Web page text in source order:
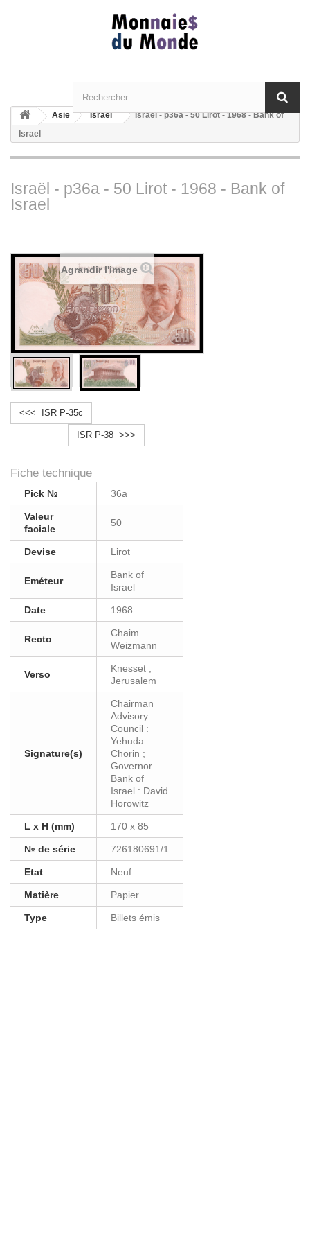
Asie Israël
Israël - p36a - 50 Lirot - 1968 - Bank of
Israel
Israël - p36a - 50 Lirot - 1968 - Bank of
Israel
Agrandir l'image
<<< ISR P-35c
ISR P-38 >>>
Fiche technique
Pick № 36a
Valeur
faciale
50
Devise Lirot
Eméteur
Bank of
Israel
Date 1968
Recto
Chaim
Weizmann
Verso
Knesset ,
Jerusalem
Signature(s)
Chairman
Advisory
Council :
Yehuda
Chorin ;
Governor
Bank of
Israel : David
Horowitz
L x H (mm) 170 x 85
№ de série 726180691/1
Etat Neuf
Matière Papier
Type Billets émis